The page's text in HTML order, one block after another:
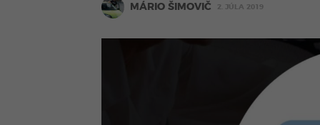
MÁRIO ŠIMOVIČ 2. JÚLA 2019